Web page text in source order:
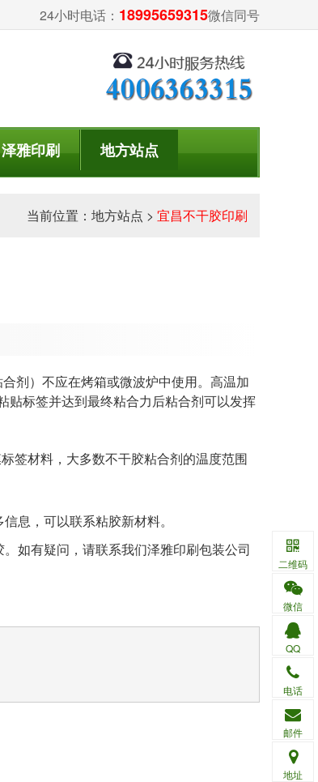
24小时电话： 18995659315微信同号
泽雅印刷 地方站点
当前位置： 地方站点 > 宜昌不干胶印刷
剂）不应在烤箱或微波炉中使用。高温加
贴标签并达到最终粘合力后粘合剂可以发挥
材料，大多数不干胶粘合剂的温度范围
息，可以联系粘胶新材料。
如有疑问，请联系我们泽雅印刷包装公司
二维码
微信
QQ
电话
邮件
地址